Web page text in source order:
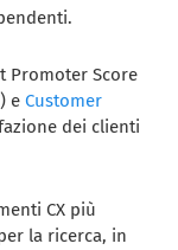
Promoter Score
eCustomer
dei clienti
CX più
la ricerca, in